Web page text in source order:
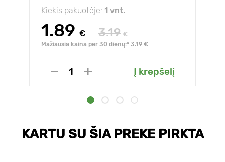
Kiekis pakuotėje: 1 vnt.
1.89 € 3.19 €
Mažiausia kaina per 30 dienų:* 3.19 €
Į krepšelį
KARTU SU ŠIA PREKE PIRKTA